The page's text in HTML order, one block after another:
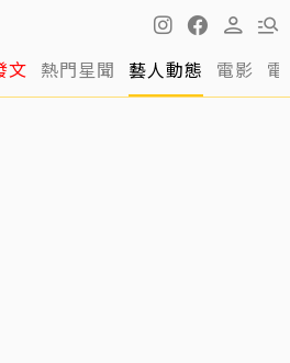
文 熱門星聞 藝人動態 電影